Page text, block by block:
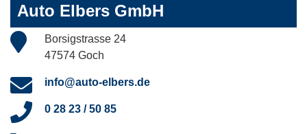
Auto Elbers GmbH
Borsigstrasse 24
47574 Goch
info@auto-elbers.de
0 28 23 / 50 85